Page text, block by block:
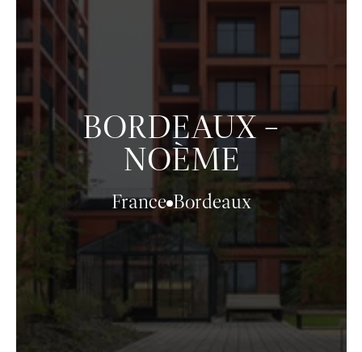
BORDEAUX –
NOÈME
France Bordeaux